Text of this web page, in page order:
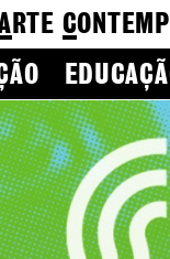
RTE C